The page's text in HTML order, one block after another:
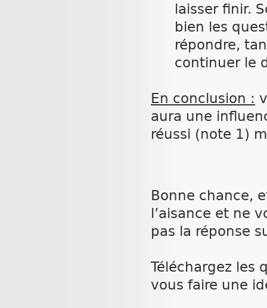
laisser finir.
bien les
répondre,
continuer le
En conclusion :
aura une
réussi (note 1)
Bonne chance,
l’aisance et ne
pas la réponse
Téléchargez les
vous faire une